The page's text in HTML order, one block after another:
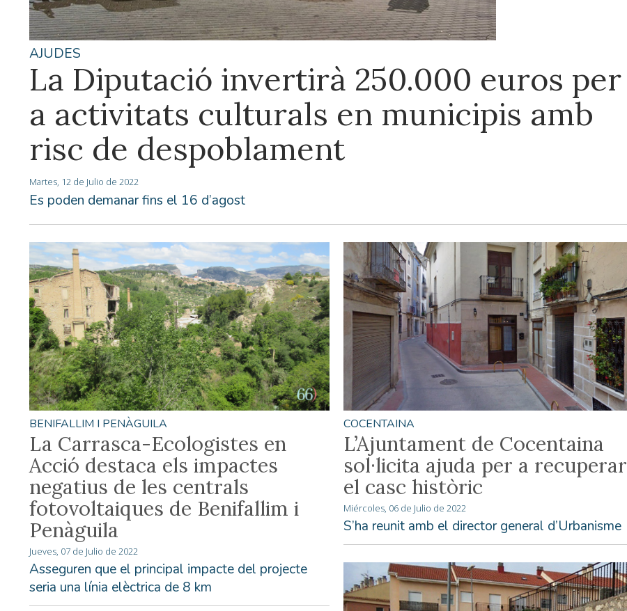
AJUDES
La Diputació invertirà 250.000 euros per
a activitats culturals en municipis amb
risc de despoblament
Martes, 12 de Julio de 2022
Es poden demanar fins el 16 d’agost
BENIFALLIM I PENÀGUILA
La Carrasca-Ecologistes en
Acció destaca els impactes
negatius de les centrals
fotovoltaiques de Benifallim i
Penàguila
Jueves, 07 de Julio de 2022
Asseguren que el principal impacte del projecte
seria una línia elèctrica de 8 km
COCENTAINA
L’Ajuntament de Cocentaina
sol·licita ajuda per a recuperar
el casc històric
Miércoles, 06 de Julio de 2022
S’ha reunit amb el director general d’Urbanisme